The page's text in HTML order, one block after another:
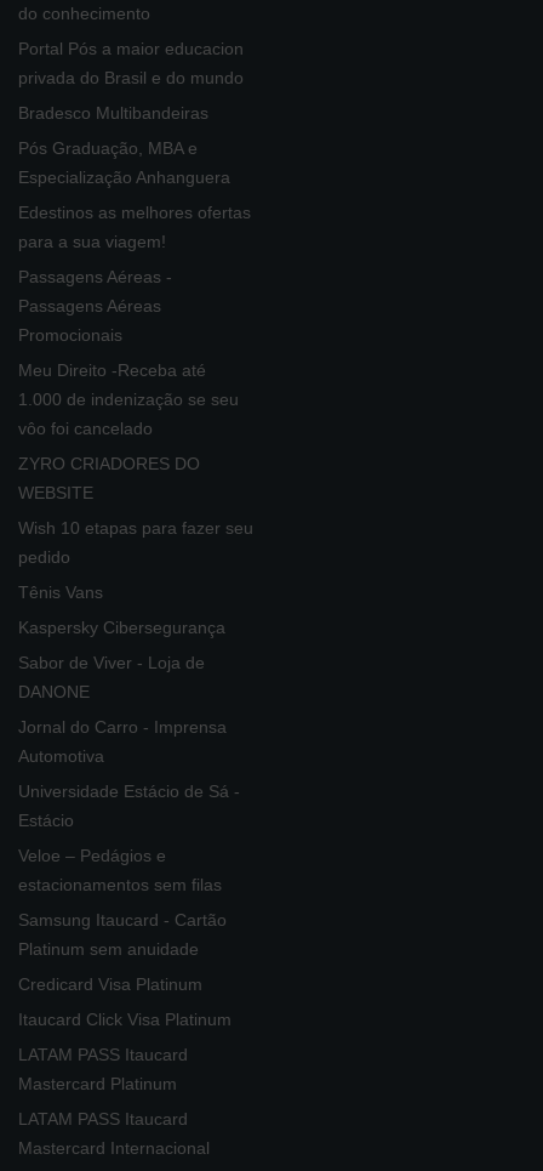
do conhecimento
Portal Pós a maior educacion
privada do Brasil e do mundo
Bradesco Multibandeiras
Pós Graduação, MBA e
Especialização Anhanguera
Edestinos as melhores ofertas
para a sua viagem!
Passagens Aéreas -
Passagens Aéreas
Promocionais
Meu Direito -Receba até
1.000 de indenização se seu
vôo foi cancelado
ZYRO CRIADORES DO
WEBSITE
Wish 10 etapas para fazer seu
pedido
Tênis Vans
Kaspersky Cibersegurança
Sabor de Viver - Loja de
DANONE
Jornal do Carro - Imprensa
Automotiva
Universidade Estácio de Sá -
Estácio
Veloe – Pedágios e
estacionamentos sem filas
Samsung Itaucard - Cartão
Platinum sem anuidade
Credicard Visa Platinum
Itaucard Click Visa Platinum
LATAM PASS Itaucard
Mastercard Platinum
LATAM PASS Itaucard
Mastercard Internacional